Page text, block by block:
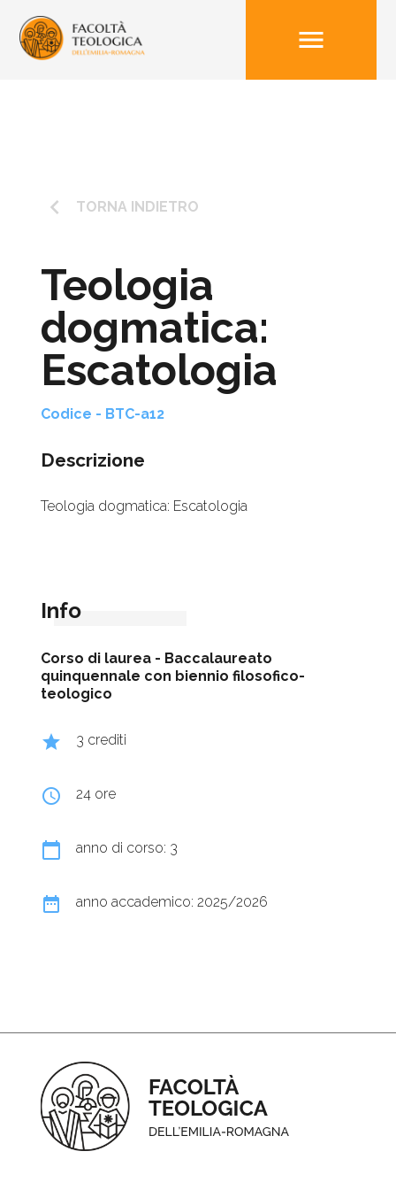
menu
keyboard_arrow_left TORNA INDIETRO
Teologia
dogmatica:
Escatologia
Codice - BTC-a12
Descrizione
Teologia dogmatica: Escatologia
Info
Corso di laurea - Baccalaureato
quinquennale con biennio filosofico-
teologico
grade 3 crediti
query_builder 24 ore
calendar_today anno di corso: 3
date_range anno accademico: 2025/2026